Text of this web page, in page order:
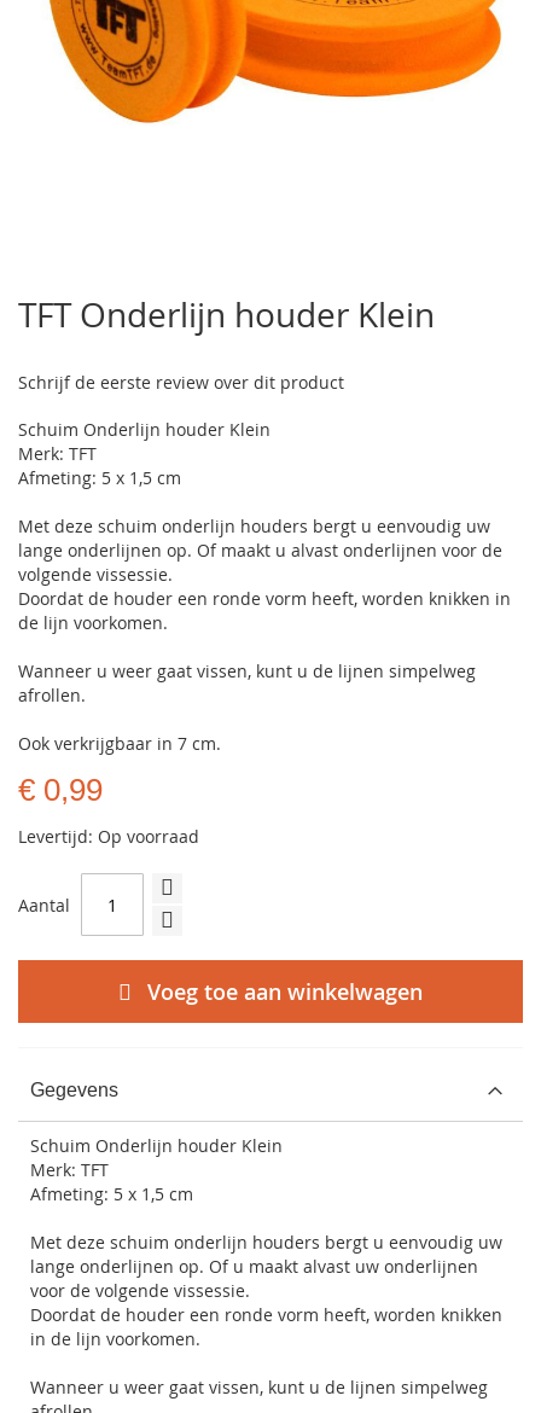
het
begin
de
gallerij
TFT Onderlijn houder Klein
Schrijf de eerste review over dit product
Schuim Onderlijn houder Klein
Merk: TFT
Afmeting: 5 x 1,5 cm
Met deze schuim onderlijn houders bergt u eenvoudig uw
lange onderlijnen op. Of maakt u alvast onderlijnen voor de
volgende vissessie.
Doordat de houder een ronde vorm heeft, worden knikken in
de lijn voorkomen.
Wanneer u weer gaat vissen, kunt u de lijnen simpelweg
afrollen.
Ook verkrijgbaar in 7 cm.
€ 0,99
Levertijd: Op voorraad
Aantal
Voeg toe aan winkelwagen
Gegevens
Schuim Onderlijn houder Klein
Merk: TFT
Afmeting: 5 x 1,5 cm
Met deze schuim onderlijn houders bergt u eenvoudig uw
lange onderlijnen op. Of u maakt alvast uw onderlijnen
voor de volgende vissessie.
Doordat de houder een ronde vorm heeft, worden knikken
in de lijn voorkomen.
Wanneer u weer gaat vissen, kunt u de lijnen simpelweg